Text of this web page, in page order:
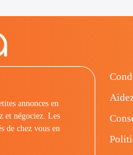
annonces en
et négociez. Les
de chez vous en